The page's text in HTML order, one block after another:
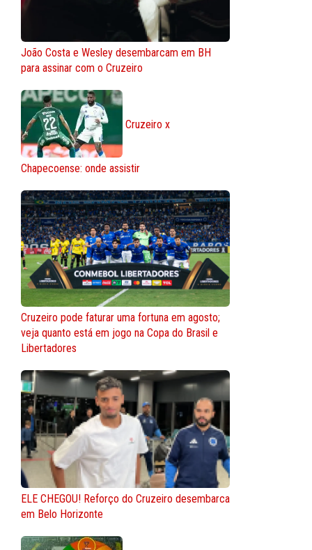
João Costa e Wesley desembarcam em BH
para assinar com o Cruzeiro
Cruzeiro x
Chapecoense: onde assistir
Cruzeiro pode faturar uma fortuna em agosto;
veja quanto está em jogo na Copa do Brasil e
Libertadores
ELE CHEGOU! Reforço do Cruzeiro desembarca
em Belo Horizonte